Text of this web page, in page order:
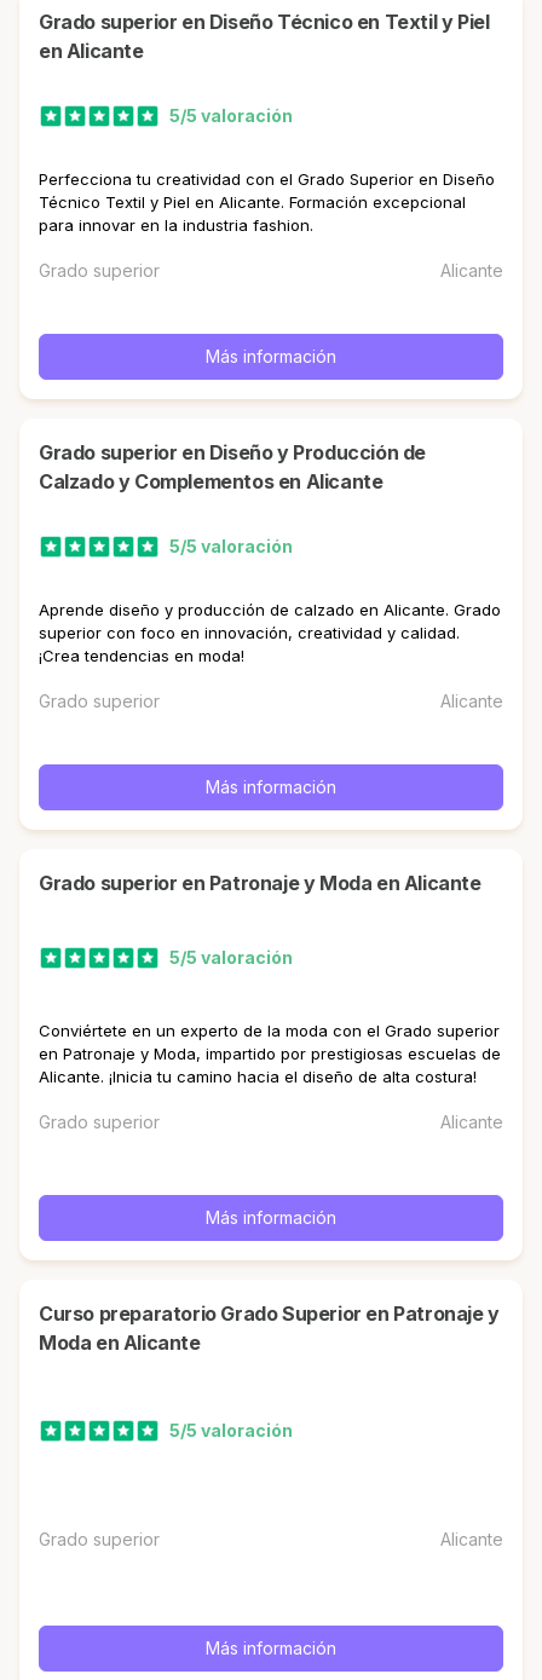
Grado superior en Diseño Técnico en Textil y Piel
en Alicante
5/5 valoración
Perfecciona tu creatividad con el Grado Superior en Diseño
Técnico Textil y Piel en Alicante. Formación excepcional
para innovar en la industria fashion.
Grado superior Alicante
Más información
Grado superior en Diseño y Producción de
Calzado y Complementos en Alicante
5/5 valoración
Aprende diseño y producción de calzado en Alicante. Grado
superior con foco en innovación, creatividad y calidad.
¡Crea tendencias en moda!
Grado superior Alicante
Más información
Grado superior en Patronaje y Moda en Alicante
5/5 valoración
Conviértete en un experto de la moda con el Grado superior
en Patronaje y Moda, impartido por prestigiosas escuelas de
Alicante. ¡Inicia tu camino hacia el diseño de alta costura!
Grado superior Alicante
Más información
Curso preparatorio Grado Superior en Patronaje y
Moda en Alicante
5/5 valoración
Grado superior Alicante
Más información